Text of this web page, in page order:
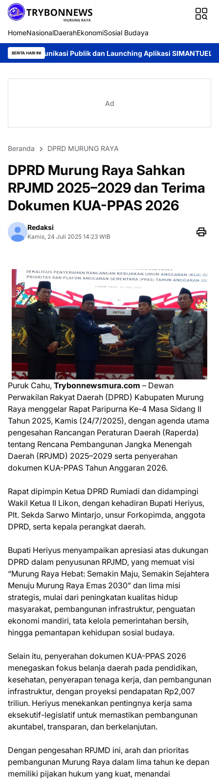
HomeNasionalDaerahEkonomiSosial Budaya
BERITA HARI INI
Publik dan Launching Aplikasi SIMANTUEL-SIPAKU di PTUN
Ad
Beranda DPRD MURUNG RAYA
DPRD Murung Raya Sahkan
RPJMD 2025–2029 dan Terima
Dokumen KUA-PPAS 2026
Redaksi
Kamis, 24 Juli 2025 14:23 WIB
Puruk Cahu, Trybonnewsmura.com – Dewan
Perwakilan Rakyat Daerah (DPRD) Kabupaten Murung
Raya menggelar Rapat Paripurna Ke-4 Masa Sidang II
Tahun 2025, Kamis (24/7/2025), dengan agenda utama
pengesahan Rancangan Peraturan Daerah (Raperda)
tentang Rencana Pembangunan Jangka Menengah
Daerah (RPJMD) 2025–2029 serta penyerahan
dokumen KUA-PPAS Tahun Anggaran 2026.
Rapat dipimpin Ketua DPRD Rumiadi dan didampingi
Wakil Ketua II Likon, dengan kehadiran Bupati Heriyus,
Plt. Sekda Sarwo Mintarjo, unsur Forkopimda, anggota
DPRD, serta kepala perangkat daerah.
Bupati Heriyus menyampaikan apresiasi atas dukungan
DPRD dalam penyusunan RPJMD, yang memuat visi
“Murung Raya Hebat: Semakin Maju, Semakin Sejahtera
Menuju Murung Raya Emas 2030” dan lima misi
strategis, mulai dari peningkatan kualitas hidup
masyarakat, pembangunan infrastruktur, penguatan
ekonomi mandiri, tata kelola pemerintahan bersih,
hingga pemantapan kehidupan sosial budaya.
Selain itu, penyerahan dokumen KUA-PPAS 2026
menegaskan fokus belanja daerah pada pendidikan,
kesehatan, penyerapan tenaga kerja, dan pembangunan
infrastruktur, dengan proyeksi pendapatan Rp2,007
triliun. Heriyus menekankan pentingnya kerja sama
eksekutif-legislatif untuk memastikan pembangunan
akuntabel, transparan, dan berkelanjutan.
Dengan pengesahan RPJMD ini, arah dan prioritas
pembangunan Murung Raya dalam lima tahun ke depan
memiliki pijakan hukum yang kuat, menandai